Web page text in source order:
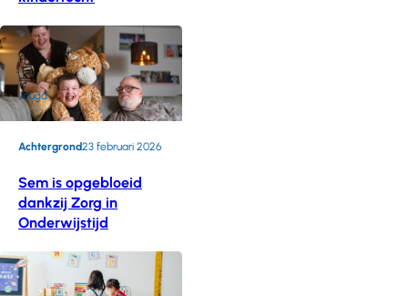
Sem is opgebloeid
dankzij Zorg in
Onderwijstijd
Achtergrond23 februari 2026
Jeugd